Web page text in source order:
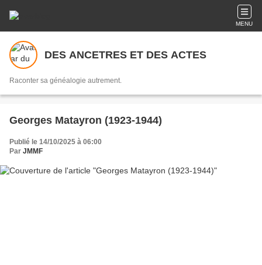
MENU
DES ANCETRES ET DES ACTES
Raconter sa généalogie autrement.
Georges Matayron (1923-1944)
Publié le 14/10/2025 à 06:00
Par JMMF